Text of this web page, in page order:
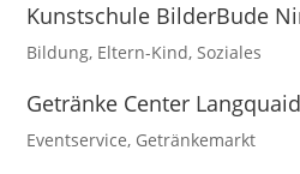
Kunstschule BilderBude
Bildung, Eltern-Kind,Soziales
Getränke Center Langquaid
Eventservice, Getränkemarkt